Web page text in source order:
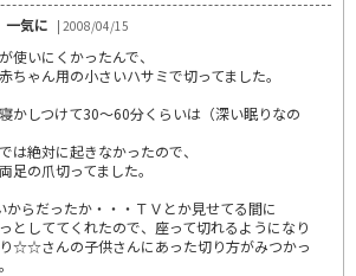
気に | 2008/04/15
使いにくかったんで、
ちゃん用の小さいハサミで切ってました。
かしつけて30～60分くらいは（深い眠りなの
は絶対に起きなかったので、
足の爪切ってました。
からだったか・・・ＴＶとか見せてる間に
としててくれたので、座って切れるようになり
☆☆さんの子供さんにあった切り方がみつかっ